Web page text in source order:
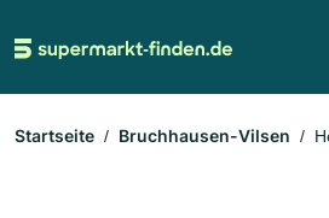
Startseite Bruchhausen-Vilsen